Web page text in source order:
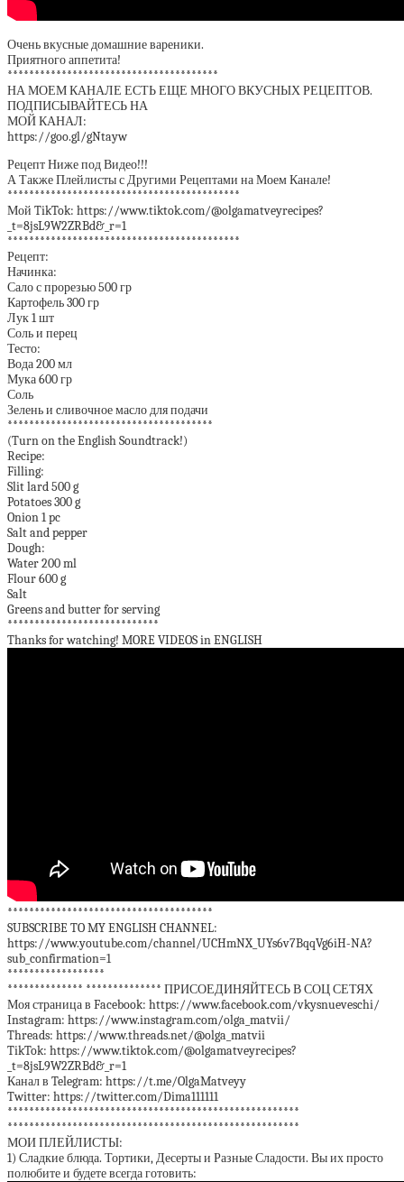
Очень вкусные домашние вареники.
Приятного аппетита!
***************************************
НА МОЕМ КАНАЛЕ ЕСТЬ ЕЩЕ МНОГО ВКУСНЫХ РЕЦЕПТОВ.
ПОДПИСЫВАЙТЕСЬ НА
МОЙ КАНАЛ:
https://goo.gl/gNtayw
Рецепт Ниже под Видео!!!
А Также Плейлисты с Другими Рецептами на Моем Канале!
*******************************************
Мой TikTok: https://www.tiktok.com/@olgamatveyrecipes?
_t=8jsL9W2ZRBd&_r=1
*******************************************
Рецепт:
Начинка:
Сало с прорезью 500 гр
Картофель 300 гр
Лук 1 шт
Соль и перец
Тесто:
Вода 200 мл
Мука 600 гр
Соль
Зелень и cливочное масло для подачи
**************************************
(Turn on the English Soundtrack!)
Recipe:
Filling:
Slit lard 500 g
Potatoes 300 g
Onion 1 pc
Salt and pepper
Dough:
Water 200 ml
Flour 600 g
Salt
Greens and butter for serving
****************************
Thanks for watching! MORE VIDEOS in ENGLISH
**************************************
SUBSCRIBE TO MY ENGLISH CHANNEL:
https://www.youtube.com/channel/UCHmNX_UYs6v7BqqVg6iH-NA?
sub_confirmation=1
******************
************** ************** ПРИСОЕДИНЯЙТЕСЬ В СОЦ СЕТЯХ
Моя страница в Facebook: https://www.facebook.com/vkysnueveschi/
Instagram: https://www.instagram.com/olga_matvii/
Threads: https://www.threads.net/@olga_matvii
TikTok: https://www.tiktok.com/@olgamatveyrecipes?
_t=8jsL9W2ZRBd&_r=1
Канал в Telegram: https://t.me/OlgaMatveyy
Twitter: https://twitter.com/Dima111111
******************************************************
******************************************************
МОИ ПЛЕЙЛИСТЫ:
1) Сладкие блюда. Тортики, Десерты и Разные Сладости. Вы их просто
полюбите и будете всегда готовить: